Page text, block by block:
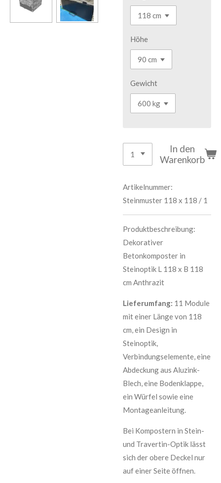
Höhe
Gewicht
In den
Warenkorb
Artikelnummer:
Steinmuster 118 x 118 / 1
Produktbeschreibung:
Dekorativer
Betonkomposter in
Steinoptik L 118 x B 118
cm Anthrazit
Lieferumfang: 11 Module
mit einer Länge von 118
cm, ein Design in
Steinoptik,
Verbindungselemente, eine
Abdeckung aus Aluzink-
Blech, eine Bodenklappe,
ein Würfel sowie eine
Montageanleitung.
Bei Kompostern in Stein-
und Travertin-Optik lässt
sich der obere Deckel nur
auf einer Seite öffnen.